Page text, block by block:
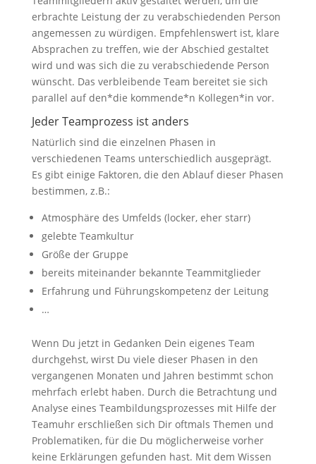
erbrachte Leistung der zu verabschiedenden Person
angemessen zu würdigen. Empfehlenswert ist, klare
Absprachen zu treffen, wie der Abschied gestaltet
wird und was sich die zu verabschiedende Person
wünscht. Das verbleibende Team bereitet sie sich
parallel auf den*die kommende*n Kollegen*in vor.
Jeder Teamprozess ist anders
Natürlich sind die einzelnen Phasen in
verschiedenen Teams unterschiedlich ausgeprägt.
Es gibt einige Faktoren, die den Ablauf dieser Phasen
bestimmen, z.B.:
Atmosphäre des Umfelds (locker, eher starr)
gelebte Teamkultur
Größe der Gruppe
bereits miteinander bekannte Teammitglieder
Erfahrung und Führungskompetenz der Leitung
…
Wenn Du jetzt in Gedanken Dein eigenes Team
durchgehst, wirst Du viele dieser Phasen in den
vergangenen Monaten und Jahren bestimmt schon
mehrfach erlebt haben. Durch die Betrachtung und
Analyse eines Teambildungsprozesses mit Hilfe der
Teamuhr erschließen sich Dir oftmals Themen und
Problematiken, für die Du möglicherweise vorher
keine Erklärungen gefunden hast. Mit dem Wissen